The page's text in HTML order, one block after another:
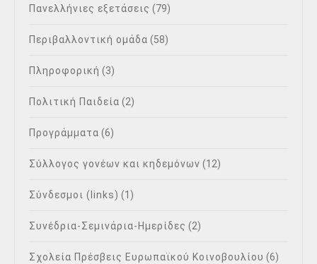
Πανελλήνιες εξετάσεις (79)
Περιβαλλοντική ομάδα (58)
Πληροφορική (3)
Πολιτική Παιδεία (2)
Προγράμματα (6)
Σύλλογος γονέων και κηδεμόνων (12)
Σύνδεσμοι (links) (1)
Συνέδρια-Σεμινάρια-Ημερίδες (2)
Σχολεία Πρέσβεις Ευρωπαϊκού Κοινοβουλίου (6)